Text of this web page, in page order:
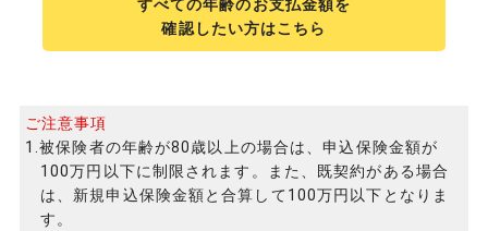
すべての年齢のお支払金額を
確認したい方はこちら
ご注意事項
1.被保険者の年齢が80歳以上の場合は、申込保険金額が
100万円以下に制限されます。また、既契約がある場合
は、新規申込保険金額と合算して100万円以下となりま
す。